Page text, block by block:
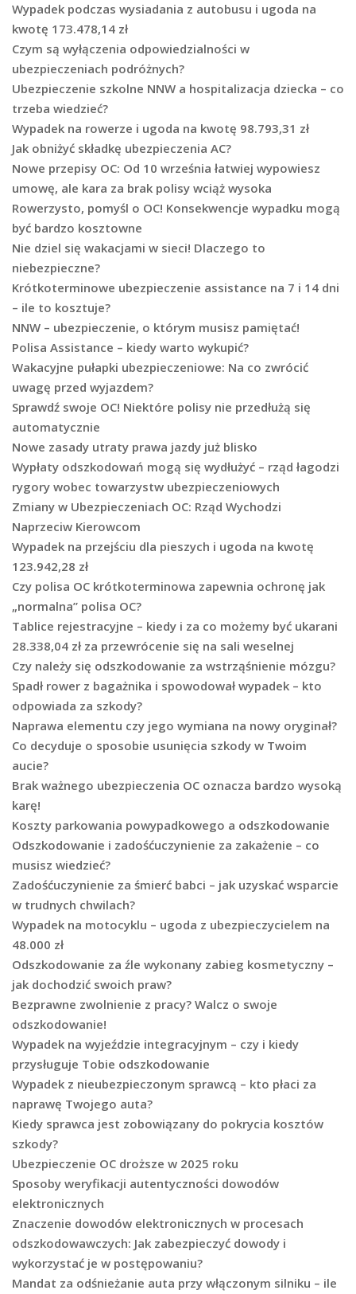
Wypadek podczas wysiadania z autobusu i ugoda na
kwotę 173.478,14 zł
Czym są wyłączenia odpowiedzialności w
ubezpieczeniach podróżnych?
Ubezpieczenie szkolne NNW a hospitalizacja dziecka – co
trzeba wiedzieć?
Wypadek na rowerze i ugoda na kwotę 98.793,31 zł
Jak obniżyć składkę ubezpieczenia AC?
Nowe przepisy OC: Od 10 września łatwiej wypowiesz
umowę, ale kara za brak polisy wciąż wysoka
Rowerzysto, pomyśl o OC! Konsekwencje wypadku mogą
być bardzo kosztowne
Nie dziel się wakacjami w sieci! Dlaczego to
niebezpieczne?
Krótkoterminowe ubezpieczenie assistance na 7 i 14 dni
– ile to kosztuje?
NNW – ubezpieczenie, o którym musisz pamiętać!
Polisa Assistance – kiedy warto wykupić?
Wakacyjne pułapki ubezpieczeniowe: Na co zwrócić
uwagę przed wyjazdem?
Sprawdź swoje OC! Niektóre polisy nie przedłużą się
automatycznie
Nowe zasady utraty prawa jazdy już blisko
Wypłaty odszkodowań mogą się wydłużyć – rząd łagodzi
rygory wobec towarzystw ubezpieczeniowych
Zmiany w Ubezpieczeniach OC: Rząd Wychodzi
Naprzeciw Kierowcom
Wypadek na przejściu dla pieszych i ugoda na kwotę
123.942,28 zł
Czy polisa OC krótkoterminowa zapewnia ochronę jak
„normalna” polisa OC?
Tablice rejestracyjne – kiedy i za co możemy być ukarani
28.338,04 zł za przewrócenie się na sali weselnej
Czy należy się odszkodowanie za wstrząśnienie mózgu?
Spadł rower z bagażnika i spowodował wypadek – kto
odpowiada za szkody?
Naprawa elementu czy jego wymiana na nowy oryginał?
Co decyduje o sposobie usunięcia szkody w Twoim
aucie?
Brak ważnego ubezpieczenia OC oznacza bardzo wysoką
karę!
Koszty parkowania powypadkowego a odszkodowanie
Odszkodowanie i zadośćuczynienie za zakażenie – co
musisz wiedzieć?
Zadośćuczynienie za śmierć babci – jak uzyskać wsparcie
w trudnych chwilach?
Wypadek na motocyklu – ugoda z ubezpieczycielem na
48.000 zł
Odszkodowanie za źle wykonany zabieg kosmetyczny –
jak dochodzić swoich praw?
Bezprawne zwolnienie z pracy? Walcz o swoje
odszkodowanie!
Wypadek na wyjeździe integracyjnym – czy i kiedy
przysługuje Tobie odszkodowanie
Wypadek z nieubezpieczonym sprawcą – kto płaci za
naprawę Twojego auta?
Kiedy sprawca jest zobowiązany do pokrycia kosztów
szkody?
Ubezpieczenie OC droższe w 2025 roku
Sposoby weryfikacji autentyczności dowodów
elektronicznych
Znaczenie dowodów elektronicznych w procesach
odszkodowawczych: Jak zabezpieczyć dowody i
wykorzystać je w postępowaniu?
Mandat za odśnieżanie auta przy włączonym silniku – ile